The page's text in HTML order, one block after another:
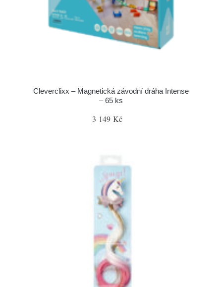
Cleverclixx – Magnetická závodní dráha Intense
– 65 ks
3 149 Kč